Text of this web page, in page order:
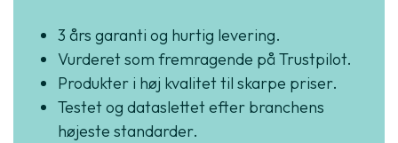
3 års garanti og hurtig levering.
Vurderet som fremragende på Trustpilot.
Produkter i høj kvalitet til skarpe priser.
Testet og dataslettet efter branchens
højeste standarder.